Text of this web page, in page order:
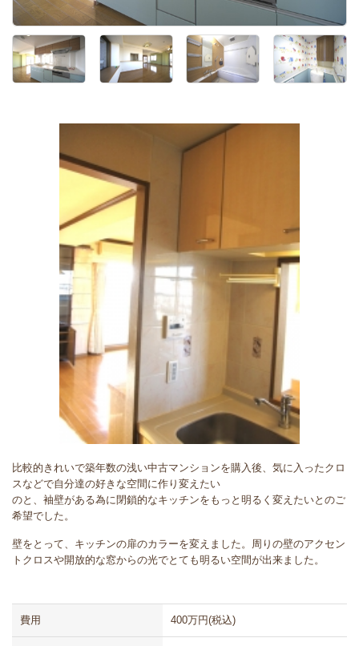
比較的きれいで築年数の浅い中古マンションを購入後、気に入ったクロ
スなどで自分達の好きな空間に作り変えたい
のと、袖壁がある為に閉鎖的なキッチンをもっと明るく変えたいとのご
希望でした。
壁をとって、キッチンの扉のカラーを変えました。周りの壁のアクセン
トクロスや開放的な窓からの光でとても明るい空間が出来ました。
費用 400万円(税込)